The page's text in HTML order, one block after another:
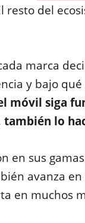
resto del
marca
y bajo
móvil siga
lo
en sus
avanza
en muchos